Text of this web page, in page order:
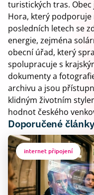
turistických tras.
Hora, který podporuje
posledních letech se
energie, zejména
obecní úřad, který
spolupracuje s
dokumenty a
archivu a jsou
klidným životním
hodnot českého
Doporučené články
internet připojení